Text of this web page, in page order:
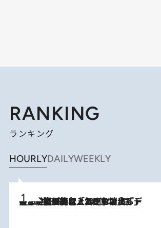
RANKING
ランキング
HOURLYDAILYWEEKLY
2026.8.5
【なぜ吉沢亮は「気配を消せる」のか？】興行収入208億の『国宝』を経て挑むミュージカル『ディア・エヴァン・ハンセン』。トップ俳優が舞台上でさらけ出した“孤独”とは